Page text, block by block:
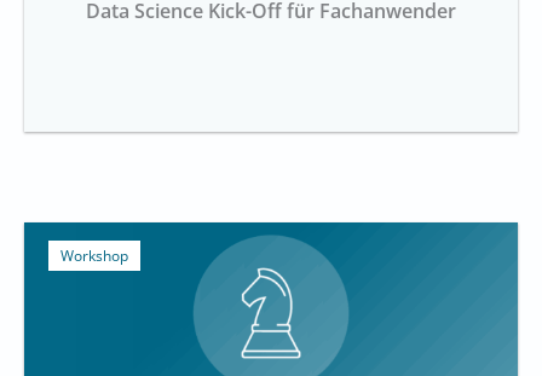
Data Science Kick-Off für Fachanwender
Workshop